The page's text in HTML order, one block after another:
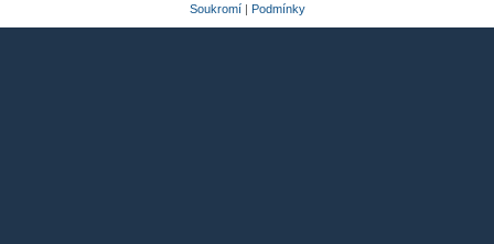
Soukromí| Podmínky